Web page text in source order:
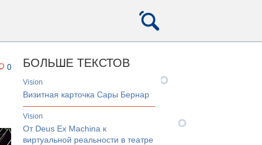
0 БОЛЬШЕ ТЕКСТОВ
vision
Визитная карточка Сары Бернар
vision
От Deus Ex Machina к
виртуальной реальности в театре